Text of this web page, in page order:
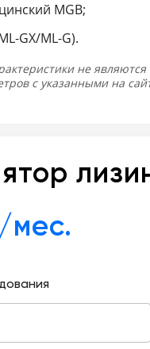
MGB;
GX/ML-G).
не
с указанными на
мес.